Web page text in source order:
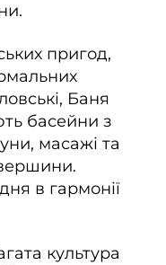
пригод,
Баня
басейни з
масажі та
в гармонії
культура